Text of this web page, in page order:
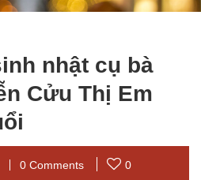
nhật cụ bà
Cửu Thị Em
0 Comments
0